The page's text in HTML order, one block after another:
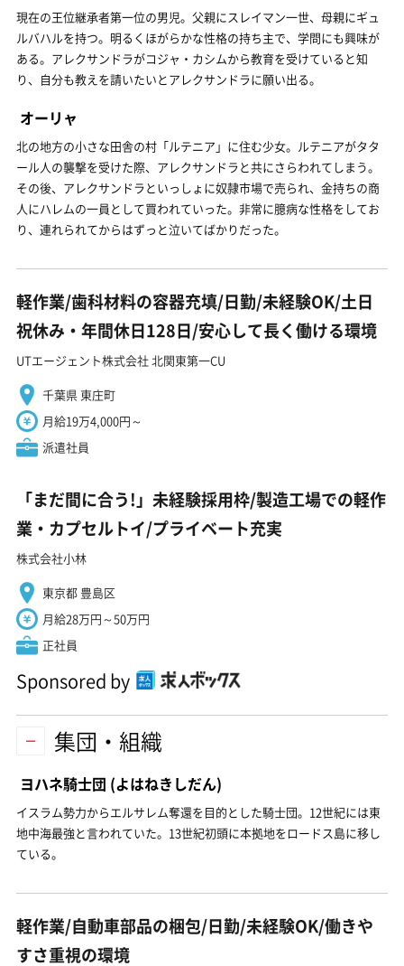
現在の王位継承者第一位の男児。父親にスレイマン一世、母親にギュ
ルバハルを持つ。明るくほがらかな性格の持ち主で、学問にも興味が
ある。アレクサンドラがコジャ・カシムから教育を受けていると知
り、自分も教えを請いたいとアレクサンドラに願い出る。
オーリャ
北の地方の小さな田舎の村「ルテニア」に住む少女。ルテニアがタタ
ール人の襲撃を受けた際、アレクサンドラと共にさらわれてしまう。
その後、アレクサンドラといっしょに奴隷市場で売られ、金持ちの商
人にハレムの一員として買われていった。非常に臆病な性格をしてお
り、連れられてからはずっと泣いてばかりだった。
軽作業/歯科材料の容器充填/日勤/未経験OK/土日
祝休み・年間休日128日/安心して長く働ける環境
UTエージェント株式会社 北関東第一CU
千葉県 東庄町
月給19万4,000円～
派遣社員
「まだ間に合う!」未経験採用枠/製造工場での軽作
業・カプセルトイ/プライベート充実
株式会社小林
東京都 豊島区
月給28万円～50万円
正社員
Sponsored by
集団・組織
ヨハネ騎士団 (よはねきしだん)
イスラム勢力からエルサレム奪還を目的とした騎士団。12世紀には東
地中海最強と言われていた。13世紀初頭に本拠地をロードス島に移し
ている。
軽作業/自動車部品の梱包/日勤/未経験OK/働きや
すさ重視の環境